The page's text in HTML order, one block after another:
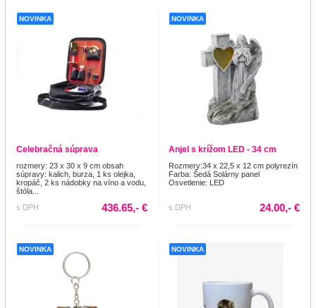
NOVINKA
Celebračná súprava
rozmery: 23 x 30 x 9 cm obsah
súpravy: kalich, burza, 1 ks olejka,
kropáč, 2 ks nádobky na víno a vodu,
štóla...
s DPH
436.65,- €
NOVINKA
Anjel s krížom LED - 34 cm
Rozmery:34 x 22,5 x 12 cm polyrezín
Farba: Šedá Solárny panel
Osvetlenie: LED
s DPH 24.00,- €
NOVINKA NOVINKA